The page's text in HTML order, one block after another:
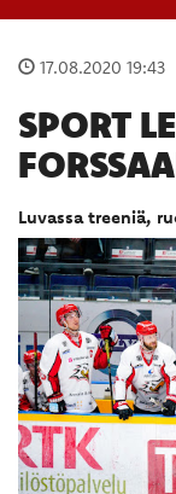
17.08.2020 19:43
SPORT
Luvassa treeniä,